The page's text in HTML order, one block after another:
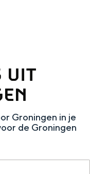
UIT
Groningen in je
de Groningen